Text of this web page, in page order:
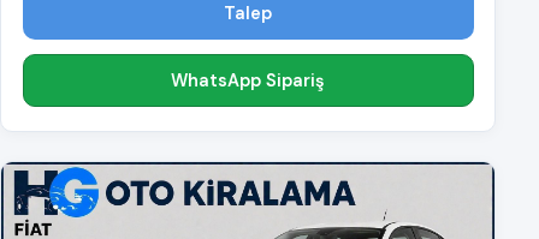
Talep
WhatsApp Sipariş